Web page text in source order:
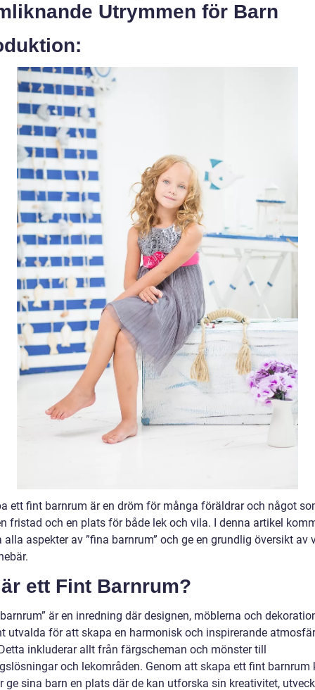
Utrymmen för Barn
ett fint barnrum är en dröm för många föräldrar och något
fristad och en plats för både lek och vila. I denna artikel
alla aspekter av ”fina barnrum” och ge en grundlig översikt av
ett Fint Barnrum?
är en inredning där designen, möblerna och
utvalda för att skapa en harmonisk och inspirerande
inkluderar allt från färgscheman och mönster till
och lekområden. Genom att skapa ett fint barnrum
ge sina barn en plats där de kan utforska sin kreativitet,